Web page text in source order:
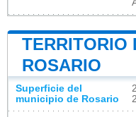
TERRITORIO
ROSARIO
Superficie del
municipio de Rosario